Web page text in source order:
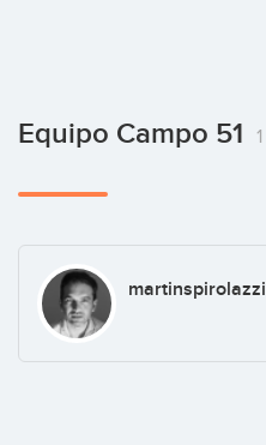
Equipo Campo 51 1
martinspirolazzi